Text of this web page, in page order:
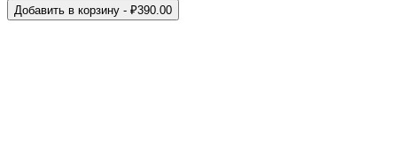
Добавить в корзину - ₽390.00